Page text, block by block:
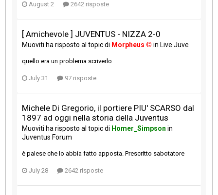
August 2 2642 risposte
[ Amichevole ] JUVENTUS - NIZZA 2-0
Muoviti ha risposto al topic di Morpheus © in Live Juve
quello era un problema scriverlo
July 31 97 risposte
Michele Di Gregorio, il portiere PIU' SCARSO dal
1897 ad oggi nella storia della Juventus
Muoviti ha risposto al topic di Homer_Simpson in
Juventus Forum
è palese che lo abbia fatto apposta. Prescritto sabotatore
July 28 2642 risposte